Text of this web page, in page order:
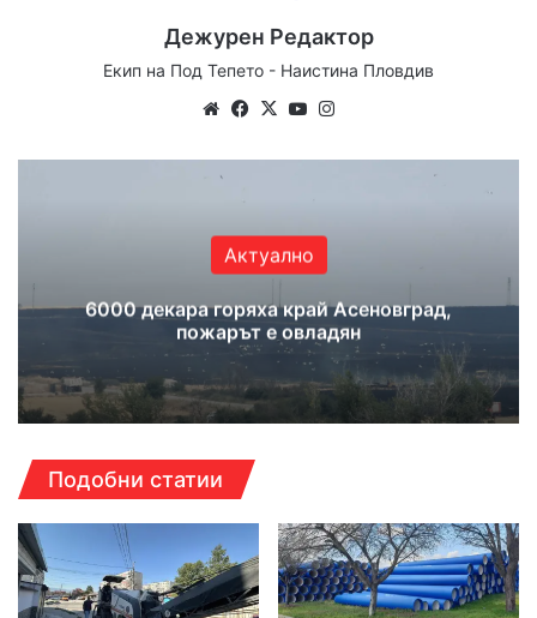
Дежурен Редактор
Екип на Под Тепето - Наистина Пловдив
WebsiteFacebook
X YouTube
Актуално
6000 декара горяха край Асеновград,
пожарът е овладян
Подобни статии